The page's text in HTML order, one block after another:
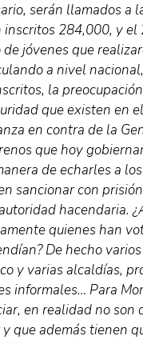
serán llamados a
284,000, y el
jóvenes que
a nivel
la
que existen en
en contra de la
que hoy
de echarles a
sancionar con
hacendaria.
quienes han
De hecho
y varias alcaldías,
informales… Para
en realidad no son
que además tienen